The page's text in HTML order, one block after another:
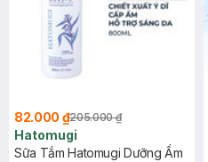
82.000 ₫205.000 ₫
Hatomugi
Sữa Tắm Hatomugi Dưỡng Ẩm